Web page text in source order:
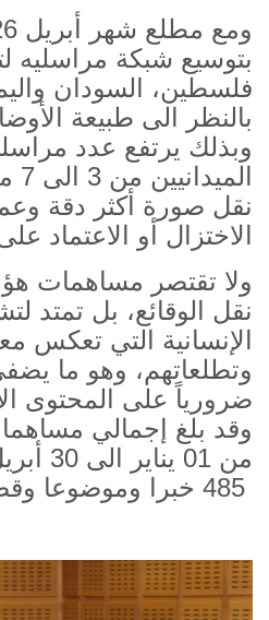
بتوسيع شبكة مراسليه
فلسطين، السودان
بالنظر الى طبيعة
وبذلك يرتفع عدد
الميدانيين من 3 الى 7 مراسلين
نقل صورة أكثر دقة
الاختزال أو الاعتماد
ولا تقتصر مساهمات
نقل الوقائع، بل تمتد
الإنسانية التي تعكس
وتطلعاتهم، وهو ما
ضرورياً على المحتوى
وقد بلغ إجمالي
من 01 يناير الى 30 أبريل من العام الحالي
485 خبرا وموضوعا وقصة إنسانية.